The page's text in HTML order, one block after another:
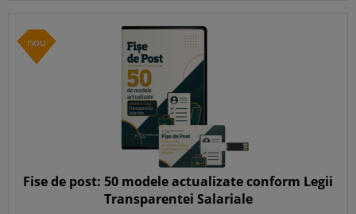
nou
Fise de post: 50 modele actualizate conform Legii
Transparentei Salariale